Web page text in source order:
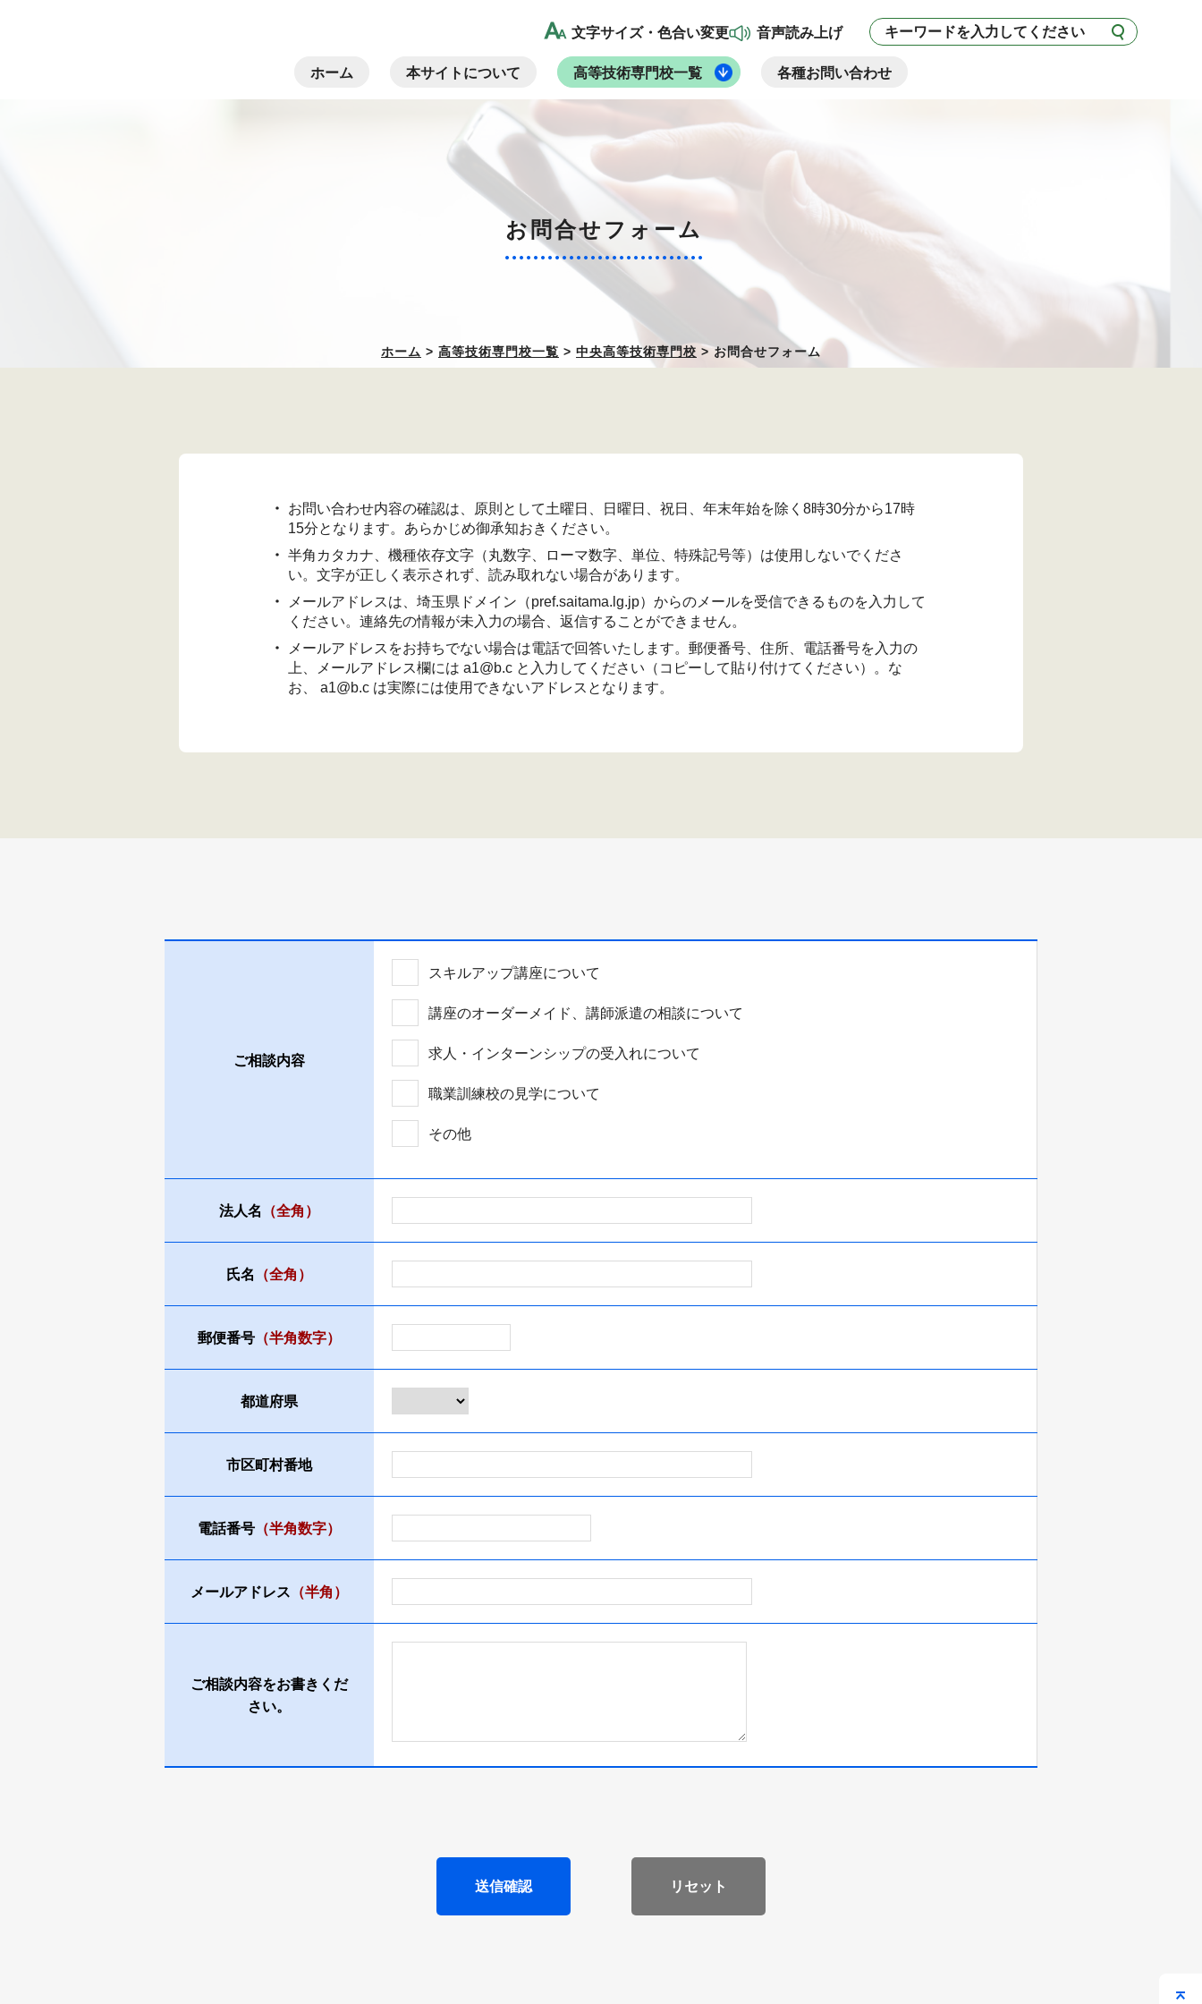
文字サイズ・色合い変更 音声読み上げ
ホーム 本サイトについて 高等技術専門校一覧 各種お問い合わせ
お問合せフォーム
ホーム > 高等技術専門校一覧 > 中央高等技術専門校 > お問合せフォーム
お問い合わせ内容の確認は、原則として土曜日、日曜日、祝日、年末年始を除く8時30分から17時
15分となります。あらかじめ御承知おきください。
半角カタカナ、機種依存文字（丸数字、ローマ数字、単位、特殊記号等）は使用しないでくださ
い。文字が正しく表示されず、読み取れない場合があります。
メールアドレスは、埼玉県ドメイン（pref.saitama.lg.jp）からのメールを受信できるものを入力して
ください。連絡先の情報が未入力の場合、返信することができません。
メールアドレスをお持ちでない場合は電話で回答いたします。郵便番号、住所、電話番号を入力の
上、メールアドレス欄には a1@b.c と入力してください（コピーして貼り付けてください）。な
お、 a1@b.c は実際には使用できないアドレスとなります。
ご相談内容
スキルアップ講座について
講座のオーダーメイド、講師派遣の相談について
求人・インターンシップの受入れについて
職業訓練校の見学について
その他
法人名 （全角）
氏名 （全角）
郵便番号 （半角数字）
都道府県
市区町村番地
電話番号 （半角数字）
メールアドレス （半角）
ご相談内容をお書きくだ
さい。